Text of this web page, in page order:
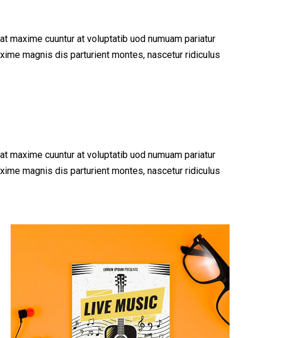
cuuntur at voluptatib uod numuam pariatur
magnis dis parturient montes, nascetur ridiculus
cuuntur at voluptatib uod numuam pariatur
magnis dis parturient montes, nascetur ridiculus